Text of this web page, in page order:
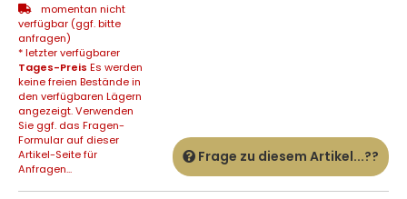
momentan nicht
verfügbar (ggf. bitte
anfragen)
* letzter verfügbarer
Tages-Preis Es werden
keine freien Bestände in
den verfügbaren Lägern
angezeigt. Verwenden
Sie ggf. das Fragen-
Formular auf dieser
Artikel-Seite für
Anfragen...
Frage zu diesem Artikel...??